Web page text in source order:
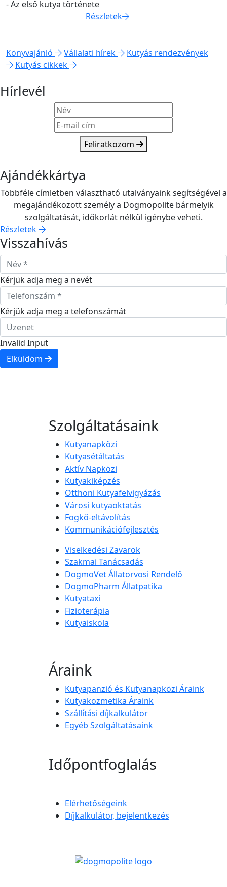
- Az első kutya története
Részletek
Könyvajánló Vállalati hírek
Kutyás rendezvények
Kutyás cikkek
Hírlevél
Feliratkozom
Ajándékkártya
Többféle címletben választható utalványaink segítségével a
megajándékozott személy a Dogmopolite bármelyik
szolgáltatását, időkorlát nélkül igénybe veheti.
Részletek
Visszahívás
Kérjük adja meg a nevét
Kérjük adja meg a telefonszámát
Invalid Input
Elküldöm
Szolgáltatásaink
Kutyanapközi
Kutyasétáltatás
Aktív Napközi
Kutyakiképzés
Otthoni Kutyafelvigyázás
Városi kutyaoktatás
Fogkő-eltávolítás
Kommunikációfejlesztés
Viselkedési Zavarok
Szakmai Tanácsadás
DogmoVet Állatorvosi Rendelő
DogmoPharm Állatpatika
Kutyataxi
Fizioterápia
Kutyaiskola
Áraink
Kutyapanzió és Kutyanapközi Áraink
Kutyakozmetika Áraink
Szállítási díjkalkulátor
Egyéb Szolgáltatásaink
Időpontfoglalás
Elérhetőségeink
Díjkalkulátor, bejelentkezés